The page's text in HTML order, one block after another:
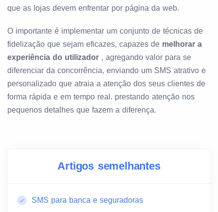
que as lojas devem enfrentar por página da web.
O importante é implementar um conjunto de técnicas de
fidelização que sejam eficazes, capazes de melhorar a
experiência do utilizador , agregando valor para se
diferenciar da concorrência, enviando um SMS atrativo e
personalizado que atraia a atenção dos seus clientes de
forma rápida e em tempo real. prestando atenção nos
pequenos detalhes que fazem a diferença.
Artigos semelhantes
SMS para banca e seguradoras